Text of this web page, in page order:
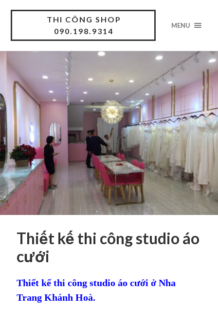
THI CÔNG SHOP
090.198.9314
MENU
Thiết kế thi công studio áo
cưới
Thiết kế thi công studio áo cưới ở Nha
Trang Khánh Hoà.